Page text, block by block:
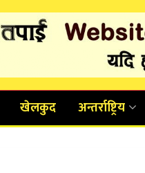
खेलकुद अन्तर्राष्ट्रिय